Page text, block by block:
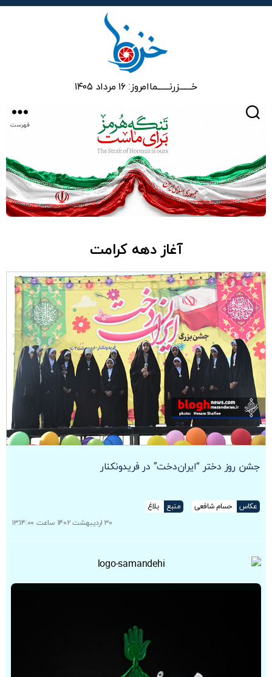
خـــــــزرنـــــــماامروز: ۱۶ مرداد ۱۴۰۵
فهرست
آغاز دهه کرامت
جشن روز دختر “ایران‌دخت” در فریدونکنار
عکاس حسام شافعی منبع
بلاغ
۳۰ اردیبهشت ۱۴۰۲ ساعت ۱۳:۱۴:۰۰